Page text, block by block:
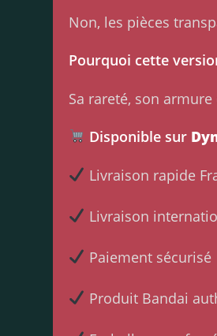
Non, les pièces
Pourquoi cette
Sa rareté, son
Disponible sur
Livraison rapide
Livraison
Paiement sécurisé
Produit Bandai